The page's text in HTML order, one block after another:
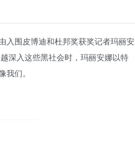
入围皮博迪和杜邦奖获奖记者玛丽安
深入这些黑社会时，玛丽安娜以特
们。